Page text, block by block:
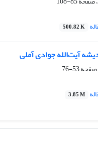
500.82 K
آیت‌الله جوادی آملی
53-76
3.85 M